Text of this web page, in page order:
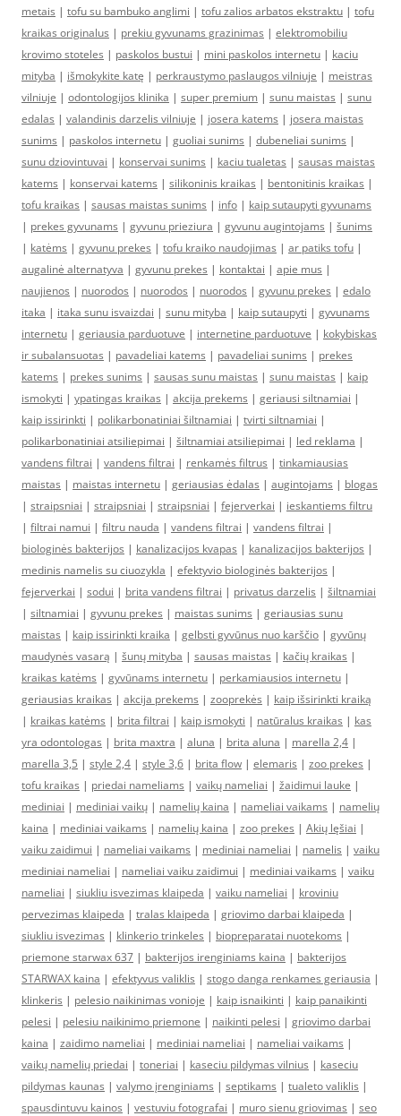
metais | tofu su bambuko anglimi | tofu zalios arbatos ekstraktu | tofu
kraikas originalus | prekiu gyvunams grazinimas | elektromobiliu
krovimo stoteles | paskolos bustui | mini paskolos internetu | kaciu
mityba | išmokykite katę | perkraustymo paslaugos vilniuje | meistras
vilniuje | odontologijos klinika | super premium | sunu maistas | sunu
edalas | valandinis darzelis vilniuje | josera katems | josera maistas
sunims | paskolos internetu | guoliai sunims | dubeneliai sunims |
sunu dziovintuvai | konservai sunims | kaciu tualetas | sausas maistas
katems | konservai katems | silikoninis kraikas | bentonitinis kraikas |
tofu kraikas | sausas maistas sunims | info | kaip sutaupyti gyvunams
| prekes gyvunams | gyvunu prieziura | gyvunu augintojams | šunims
| katėms | gyvunu prekes | tofu kraiko naudojimas | ar patiks tofu |
augalinė alternatyva | gyvunu prekes | kontaktai | apie mus |
naujienos | nuorodos | nuorodos | nuorodos | gyvunu prekes | edalo
itaka | itaka sunu isvaizdai | sunu mityba | kaip sutaupyti | gyvunams
internetu | geriausia parduotuve | internetine parduotuve | kokybiskas
ir subalansuotas | pavadeliai katems | pavadeliai sunims | prekes
katems | prekes sunims | sausas sunu maistas | sunu maistas | kaip
ismokyti | ypatingas kraikas | akcija prekems | geriausi siltnamiai |
kaip issirinkti | polikarbonatiniai šiltnamiai | tvirti siltnamiai |
polikarbonatiniai atsiliepimai | šiltnamiai atsiliepimai | led reklama |
vandens filtrai | vandens filtrai | renkamės filtrus | tinkamiausias
maistas | maistas internetu | geriausias ėdalas | augintojams | blogas
| straipsniai | straipsniai | straipsniai | fejerverkai | ieskantiems filtru
| filtrai namui | filtru nauda | vandens filtrai | vandens filtrai |
biologinės bakterijos | kanalizacijos kvapas | kanalizacijos bakterijos |
medinis namelis su ciuozykla | efektyvio biologinės bakterijos |
fejerverkai | sodui | brita vandens filtrai | privatus darzelis | šiltnamiai
| siltnamiai | gyvunu prekes | maistas sunims | geriausias sunu
maistas | kaip issirinkti kraika | gelbsti gyvūnus nuo karščio | gyvūnų
maudynės vasarą | šunų mityba | sausas maistas | kačių kraikas |
kraikas katėms | gyvūnams internetu | perkamiausios internetu |
geriausias kraikas | akcija prekems | zooprekės | kaip išsirinkti kraiką
| kraikas katėms | brita filtrai | kaip ismokyti | natūralus kraikas | kas
yra odontologas | brita maxtra | aluna | brita aluna | marella 2,4 |
marella 3,5 | style 2,4 | style 3,6 | brita flow | elemaris | zoo prekes |
tofu kraikas | priedai nameliams | vaikų nameliai | žaidimui lauke |
mediniai | mediniai vaikų | namelių kaina | nameliai vaikams | namelių
kaina | mediniai vaikams | namelių kaina | zoo prekes | Akių lęšiai |
vaiku zaidimui | nameliai vaikams | mediniai nameliai | namelis | vaiku
mediniai nameliai | nameliai vaiku zaidimui | mediniai vaikams | vaiku
nameliai | siukliu isvezimas klaipeda | vaiku nameliai | kroviniu
pervezimas klaipeda | tralas klaipeda | griovimo darbai klaipeda |
siukliu isvezimas | klinkerio trinkeles | biopreparatai nuotekoms |
priemone starwax 637 | bakterijos irenginiams kaina | bakterijos
STARWAX kaina | efektyvus valiklis | stogo danga renkames geriausia |
klinkeris | pelesio naikinimas vonioje | kaip isnaikinti | kaip panaikinti
pelesi | pelesiu naikinimo priemone | naikinti pelesi | griovimo darbai
kaina | zaidimo nameliai | mediniai nameliai | nameliai vaikams |
vaikų namelių priedai | toneriai | kaseciu pildymas vilnius | kaseciu
pildymas kaunas | valymo įrenginiams | septikams | tualeto valiklis |
spausdintuvu kainos | vestuviu fotografai | muro sienu griovimas | seo